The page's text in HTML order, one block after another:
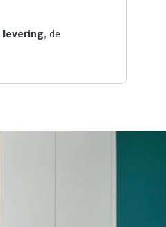
levering, de